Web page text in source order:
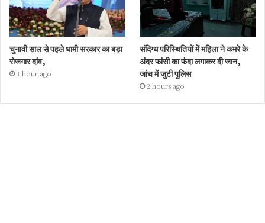
चुनावी साल से पहले धामी सरकार का बड़ा
रोजगार दांव,
1 hour ago
संदिग्ध परिस्थितियों में महिला ने कमरे के
अंदर फांसी का फंदा लगाकर दी जान,
जांच में जुटी पुलिस
2 hours ago